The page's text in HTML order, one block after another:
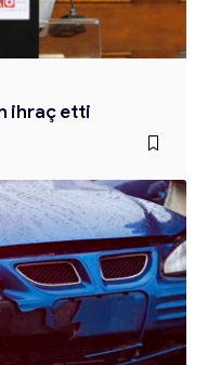
ihraç etti